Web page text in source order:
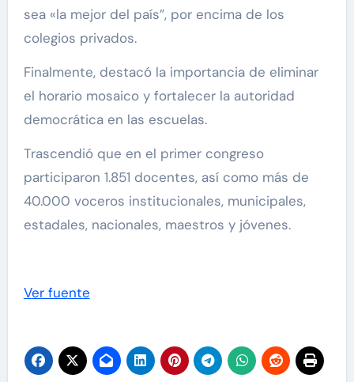
sea «la mejor del país”, por encima de los
colegios privados.
Finalmente, destacó la importancia de eliminar
el horario mosaico y fortalecer la autoridad
democrática en las escuelas.
Trascendió que en el primer congreso
participaron 1.851 docentes, así como más de
40.000 voceros institucionales, municipales,
estadales, nacionales, maestros y jóvenes.
Ver fuente